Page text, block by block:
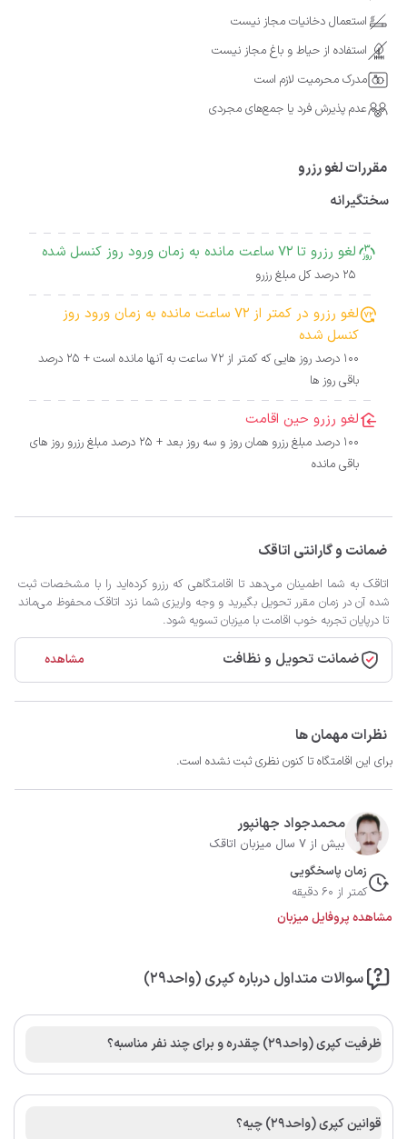
استعمال دخانیات مجاز نیست
استفاده از حیاط و باغ مجاز نیست
مدرک محرمیت لازم است
عدم پذیرش فرد یا جمع‌های مجردی
مقررات لغو رزرو
سختگیرانه
لغو رزرو تا 72 ساعت مانده به زمان ورود روز کنسل شده
25 درصد کل مبلغ رزرو
لغو رزرو در کمتر از 72 ساعت مانده به زمان ورود روز
کنسل شده
100 درصد روز هایی که کمتر از 72 ساعت به آنها مانده است + 25 درصد
باقی روز ها
لغو رزرو حین اقامت
100 درصد مبلغ رزرو همان روز و سه روز بعد + 25 درصد مبلغ رزرو روز های
باقی مانده
ضمانت و گارانتی اتاقک
اتاقک به شما اطمینان می‌دهد تا اقامتگاهی که رزرو کرده‌اید را با مشخصات ثبت
شده آن در زمان مقرر تحویل بگیرید و وجه واریزی شما نزد اتاقک محفوظ می‌ماند
تا درپایان تجربه خوب اقامت با میزبان تسویه شود.
ضمانت تحویل و نظافت مشاهده
نظرات مهمان ها
برای این اقامتگاه تا کنون نظری ثبت نشده است.
محمدجواد جهانپور
بیش از 7 سال میزبان اتاقک
زمان پاسخگویی
کمتر از 60 دقیقه
مشاهده پروفایل میزبان
سوالات متداول درباره کپری (واحد۲۹)
ظرفیت کپری (واحد۲۹) چقدره و برای چند نفر مناسبه؟
قوانین کپری (واحد۲۹) چیه؟